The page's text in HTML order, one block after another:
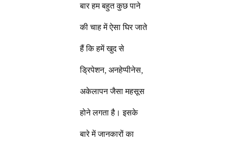
बार हम बहुत कुछ पाने
की चाह में ऐसा घिर जाते
हैं कि हमें खुद से
ड्रिपेशन, अनहेप्पीनेस,
अकेलापन जैसा महसूस
होने लगता है। इसके
बारे में जानकारों का